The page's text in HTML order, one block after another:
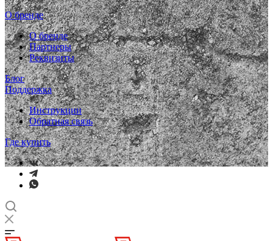
О бренде
О бренде
Партнеры
Реквизиты
Блог
Поддержка
Инструкции
Обратная связь
Где купить